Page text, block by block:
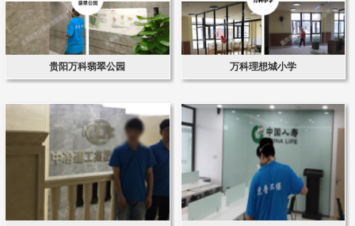
贵阳万科翡翠公园 万科理想城小学